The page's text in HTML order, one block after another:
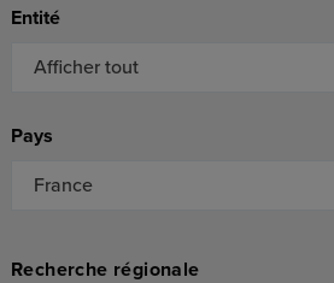
Entité
Pays
Recherche régionale